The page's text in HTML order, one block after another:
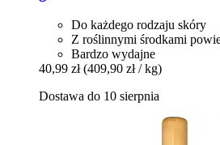
Do każdego rodzaju skóry
Z roślinnymi środkami
Bardzo wydajne
40,99 zł (409,90 zł / kg)
Dostawa do 10 sierpnia